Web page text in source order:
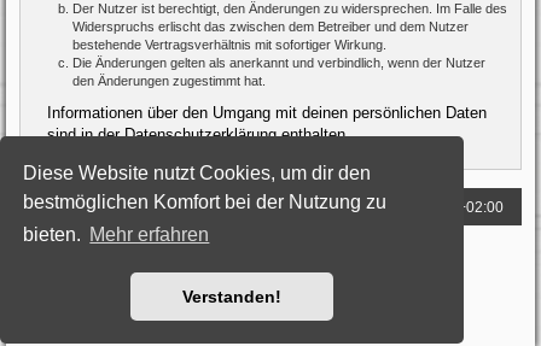
Diese Website nutzt Cookies, um dir den
bestmöglichen Komfort bei der Nutzung zu
bieten. Mehr erfahren
Verstanden!
Der Nutzer ist berechtigt, den Änderungen zu widersprechen. Im Falle des
Widerspruchs erlischt das zwischen dem Betreiber und dem Nutzer
bestehende Vertragsverhältnis mit sofortiger Wirkung.
Die Änderungen gelten als anerkannt und verbindlich, wenn der Nutzer
den Änderungen zugestimmt hat.
Informationen über den Umgang mit deinen persönlichen Daten
sind in der Datenschutzerklärung enthalten.
Foren-Übersicht Alle Zeiten sind UTC+02:00
Powered byphpBB® Forum Software © phpBB Limited
Deutsche Übersetzung durchphpBB.de
Style: Black-Silver by Joyce&Luna
phpBB-Style-Design
Nutzungsbedingungen